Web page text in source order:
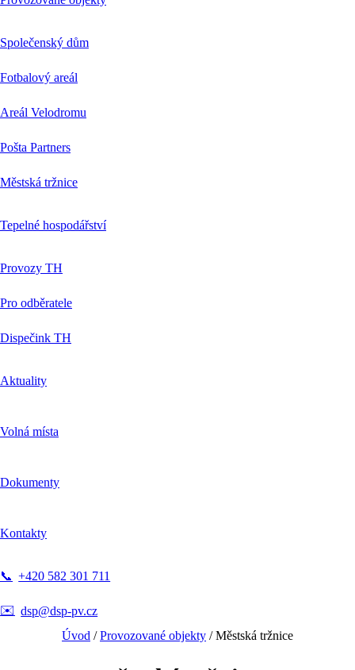
Společenský dům
Fotbalový areál
Areál Velodromu
Pošta Partners
Městská tržnice
Tepelné hospodářství
Provozy TH
Pro odběratele
Dispečink TH
Aktuality
Volná místa
Dokumenty
Kontakty
📞 +420 582 301 711
✉️ dsp@dsp-pv.cz
Úvod / Provozované objekty / Městská tržnice